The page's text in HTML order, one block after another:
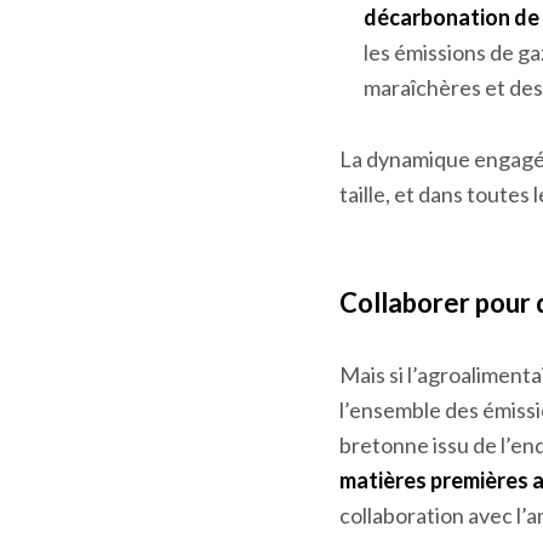
pour construire
et/ou de la
En février,le
les émissions de
maraîchères et
taille, et dans toutes
Collaborer pour
Mais si
l’ensemble des